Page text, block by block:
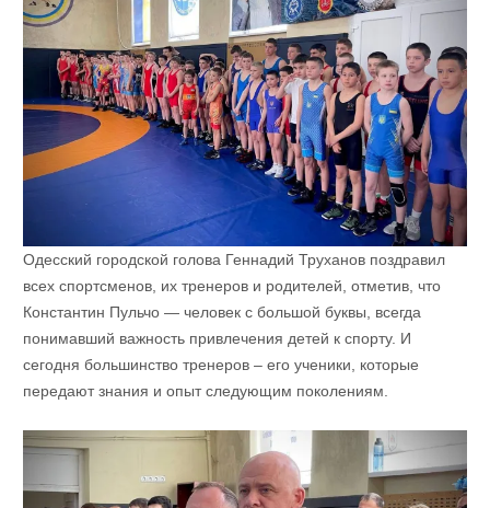
Одесский городской голова Геннадий Труханов поздравил
всех спортсменов, их тренеров и родителей, отметив, что
Константин Пульчо — человек с большой буквы, всегда
понимавший важность привлечения детей к спорту. И
сегодня большинство тренеров – его ученики, которые
передают знания и опыт следующим поколениям.